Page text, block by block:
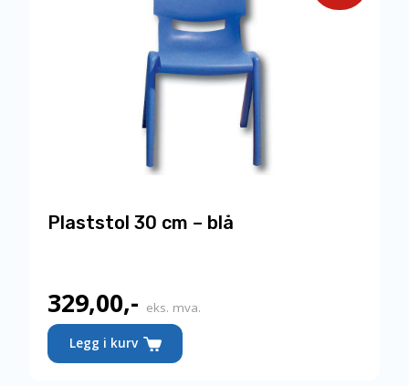
Plaststol 30 cm – blå
329,00,-
Nåværende
pris
er:
eks. mva.
Legg i kurv